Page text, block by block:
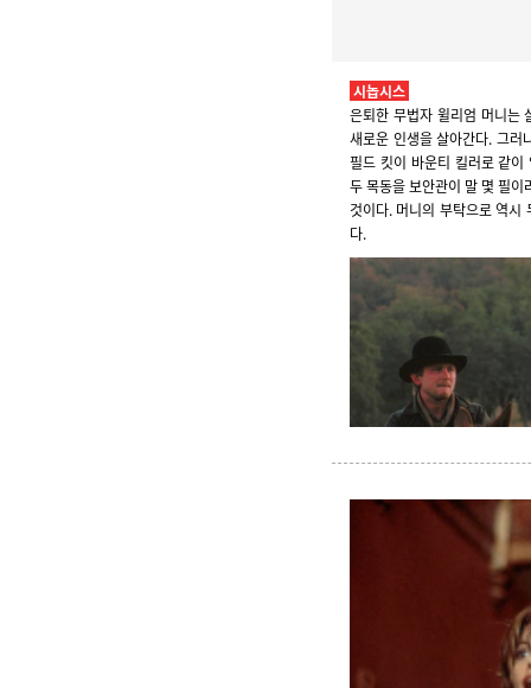
시놉시스
은퇴한 무법자 윌리엄 머니는
새로운 인생을 살아간다. 그러
필드 킷이 바운티 킬러로 같
두 목동을 보안관이 말 몇 필
것이다. 머니의 부탁으로 역시
다.